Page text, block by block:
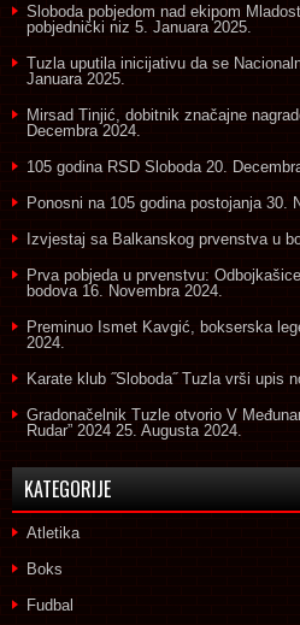
Sloboda pobjedom nad ekipom
pobjednički niz 5. Januara 2025.
Tuzla uputila inicijativu da se
Januara 2025.
Mirsad Tinjić, dobitnik značajne
Decembra 2024.
105 godina RSD Sloboda 20.
Ponosni na 105 godina postojanja 30.
Izvjestaj sa Balkanskog prvenstva u
Prva pobjeda u prvenstvu:
bodova 16. Novembra 2024.
Preminuo Ismet Kavgić, bokserska
2024.
Karate klub ˝Sloboda˝ Tuzla vrši upis
Gradonačelnik Tuzle otvorio V
Rudar” 2024 25. Augusta 2024.
KATEGORIJE
Atletika
Boks
Fudbal